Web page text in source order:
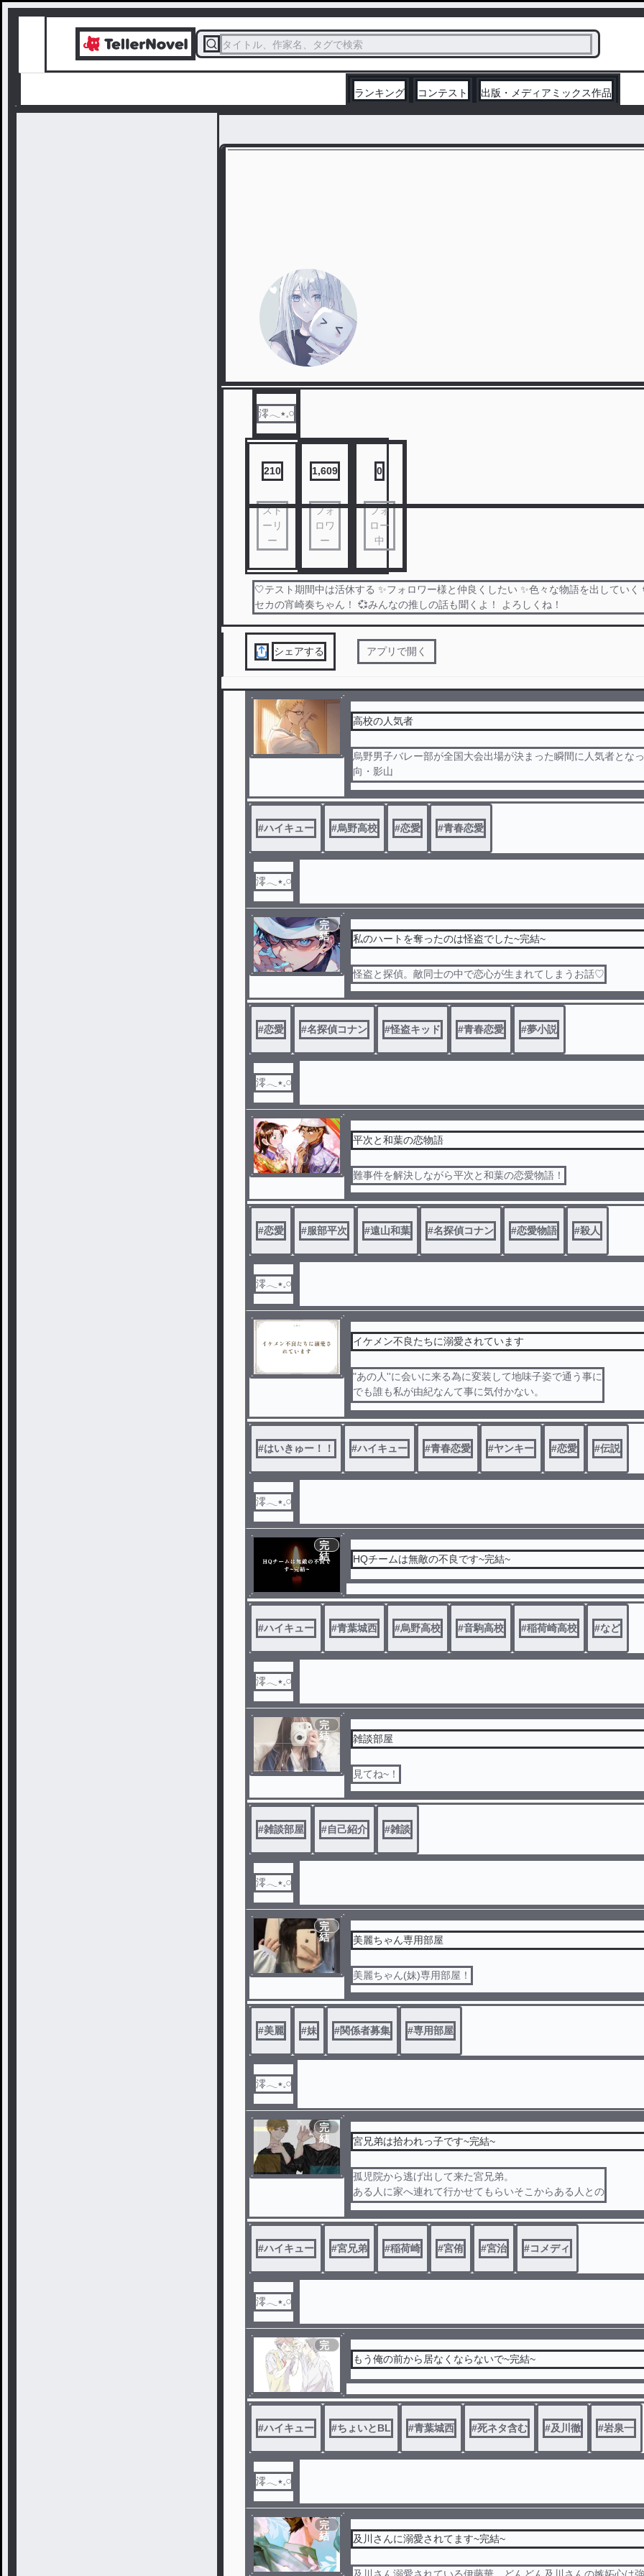
タイトル、作家名、タグで検索
ランキング コンテスト 出版・メディアミックス作品
澪𓂃٭𓈒𓏸
210
スト
ーリ
ー
1,609
フォ
ロワ
ー
0
フォ
ロー
中
🤍テスト期間中は活休する ✨フォロワー様と仲良くしたい ✨色々な物語を出していく
セカの宵崎奏ちゃん！ 💞みんなの推しの話も聞くよ！ よろしくね！
シェアする アプリで開く
高校の人気者
烏野男子バレー部が全国大会出場が決まった瞬間に人気者とな
向・影山
そんな3人の存在しか知らなかった海夢・昊空・日奈子
この3人がまさかの関わりを持つ！？
続きは本編へ💞✨
#ハイキュー #烏野高校 #恋愛 #青春恋愛
澪𓂃٭𓈒𓏸
完
結
私のハートを奪ったのは怪盗でした~完結~
怪盗と探偵。敵同士の中で恋心が生まれてしまうお話♡
#恋愛 #名探偵コナン #怪盗キッド #青春恋愛 #夢小説
澪𓂃٭𓈒𓏸
平次と和葉の恋物語
難事件を解決しながら平次と和葉の恋愛物語！
#恋愛 #服部平次 #遠山和葉 #名探偵コナン #恋愛物語 #殺人
澪𓂃٭𓈒𓏸
イケメン不良たちに溺愛されています
"あの人''に会いに来る為に変装して地味子姿で通う事に
でも誰も私が由紀なんて事に気付かない。
でも新しく出会う人たちと楽しく学園生活を！
イケメンたちに溺愛されています❤︎
#はいきゅー！！ #ハイキュー #青春恋愛 #ヤンキー #恋愛 #伝説
澪𓂃٭𓈒𓏸
完
結
HQチームは無敵の不良です~完結~
#ハイキュー #青葉城西 #烏野高校 #音駒高校 #稲荷崎高校 #など
澪𓂃٭𓈒𓏸
完
結
雑談部屋
見てね~！
#雑談部屋 #自己紹介 #雑談
澪𓂃٭𓈒𓏸
完
結
美麗ちゃん専用部屋
美麗ちゃん(妹)専用部屋！
#美麗 #妹 #関係者募集 #専用部屋
澪𓂃٭𓈒𓏸
完
結
宮兄弟は拾われっ子です~完結~
孤児院から逃げ出して来た宮兄弟。
ある人に家へ連れて行かせてもらいそこからある人との
共同生活が始まる！
気になったなら本編へ飛んでね✌️💕
#ハイキュー #宮兄弟 #稲荷崎 #宮侑 #宮治 #コメディ
澪𓂃٭𓈒𓏸
完
結
もう俺の前から居なくならないで~完結~
#ハイキュー #ちょいとBL #青葉城西 #死ネタ含む #及川徹 #岩泉一
澪𓂃٭𓈒𓏸
完
結
及川さんに溺愛されてます~完結~